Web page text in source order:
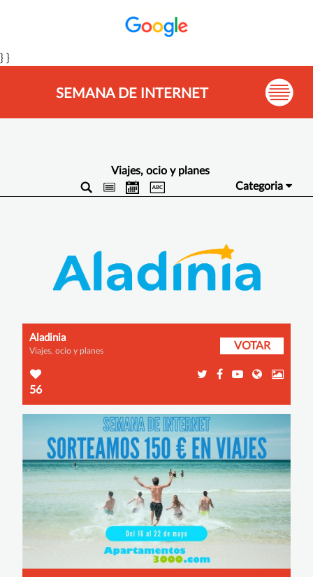
} }
SEMANA DE INTERNET
Viajes, ocio y planes
Categoria
Aladinia
Viajes, ocio y planes VOTAR
56